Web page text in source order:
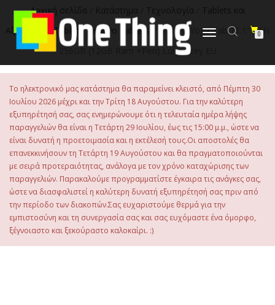
περιεχόμενο
Εναλλαγή
0
Αρχική σελίδα Κατάστημα Τεχνολογία
Tablets και
Αξεσουάρ
/Tablet /Lenovo Tablets
/ Lenovo Yoga Tab 11.1″ WiFi
256GB (12GB Ram +Pen) Luna Grey EU
Το ηλεκτρονικό μας κατάστημα θα παραμείνει κλειστό, από Πέμπτη 30
Ιουλίου 2026 μέχρι και την Τρίτη 18 Αυγούστου. Για την καλύτερη
εξυπηρέτησή σας, σας ενημερώνουμε ότι η τελευταία ημέρα λήψης
παραγγελιών θα είναι η Τετάρτη 29 Ιουλίου, έως τις 15:00 μ.μ., ώστε να
είναι δυνατή η προετοιμασία και η εκτέλεσή τους.Οι αποστολές θα
επανεκκινήσουν τη Τετάρτη 19 Αυγούστου και θα πραγματοποιούνται
με σειρά προτεραιότητας, ανάλογα με τον χρόνο καταχώρισης των
παραγγελιών. Παρακαλούμε προγραμματίστε έγκαιρα τις ανάγκες σας,
ώστε να διασφαλιστεί η καλύτερη δυνατή εξυπηρέτησή σας πριν από
την περίοδο των διακοπών.Σας ευχαριστούμε θερμά για την
εμπιστοσύνη και τη συνεργασία σας και σας ευχόμαστε ένα όμορφο,
ξέγνοιαστο και ξεκούραστο καλοκαίρι. :)